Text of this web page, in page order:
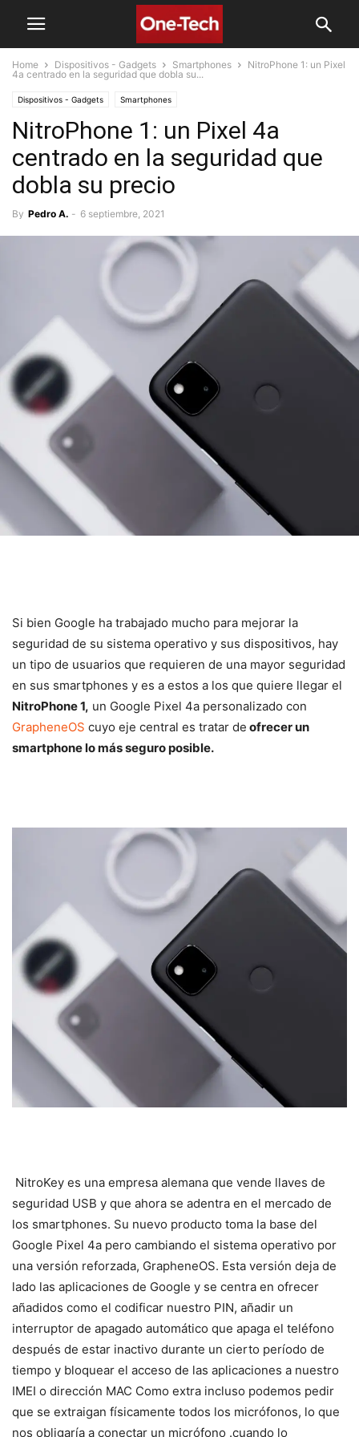
Home Dispositivos - Gadgets Smartphones
NitroPhone 1: un Pixel
4a centrado en la seguridad que dobla su...
Dispositivos - Gadgets Smartphones
NitroPhone 1: un Pixel 4a
centrado en la seguridad que
dobla su precio
By Pedro A. - 6 septiembre, 2021
Si bien Google ha trabajado mucho para mejorar la
seguridad de su sistema operativo y sus dispositivos, hay
un tipo de usuarios que requieren de una mayor seguridad
en sus smartphones y es a estos a los que quiere llegar el
NitroPhone 1, un Google Pixel 4a personalizado con
GrapheneOS cuyo eje central es tratar de ofrecer un
smartphone lo más seguro posible.
NitroKey es una empresa alemana que vende llaves de
seguridad USB y que ahora se adentra en el mercado de
los smartphones. Su nuevo producto toma la base del
Google Pixel 4a pero cambiando el sistema operativo por
una versión reforzada, GrapheneOS. Esta versión deja de
lado las aplicaciones de Google y se centra en ofrecer
añadidos como el codificar nuestro PIN, añadir un
interruptor de apagado automático que apaga el teléfono
después de estar inactivo durante un cierto período de
tiempo y bloquear el acceso de las aplicaciones a nuestro
IMEI o dirección MAC Como extra incluso podemos pedir
que se extraigan físicamente todos los micrófonos, lo que
nos obligaría a conectar un micrófono .cuando lo